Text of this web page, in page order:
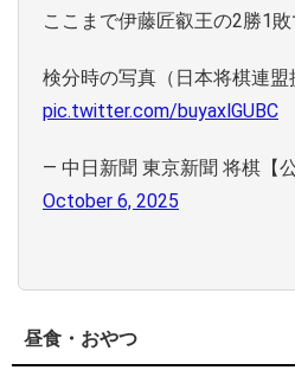
ここまで伊藤匠叡王の2勝1敗
検分時の写真（日本将棋連盟
pic.twitter.com/buyaxlGUBC
— 中日新聞 東京新聞 将棋【
October 6, 2025
昼食・おやつ